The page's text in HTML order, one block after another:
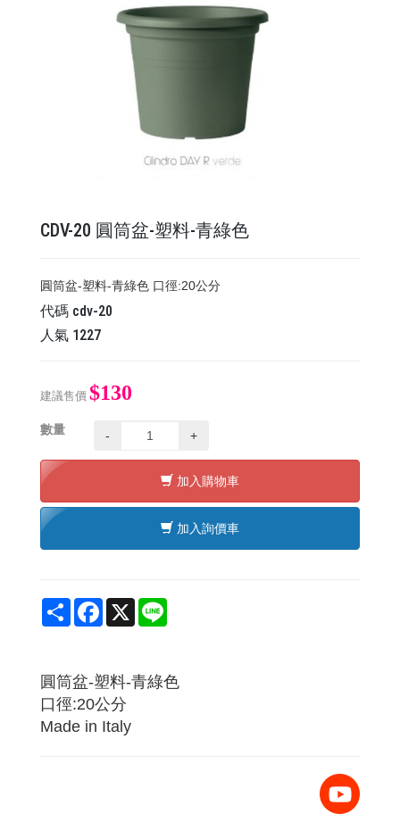
CDV-20 圓筒盆-塑料-青綠色
圓筒盆-塑料-青綠色 口徑:20公分
代碼 cdv-20
人氣 1227
建議售價 $130
數量 - +
加入購物車
加入詢價車
Share Facebook
X
圓筒盆-塑料-青綠色
口徑:20公分
Made in Italy